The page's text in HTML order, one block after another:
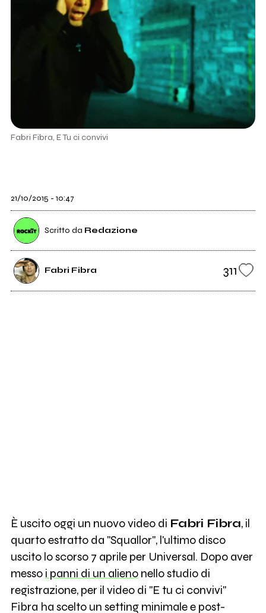
Fabri Fibra, E Tu ci convivi
21/10/2015 - 10:47
Scritto da Redazione
Fabri Fibra 311
È uscito oggi un nuovo video di Fabri Fibra, il
quarto estratto da "Squallor", l'ultimo disco
uscito lo scorso 7 aprile per Universal. Dopo aver
messo i panni di un alienonello studio di
registrazione, per il video di "E tu ci convivi"
Fibra ha scelto un setting minimale e post-